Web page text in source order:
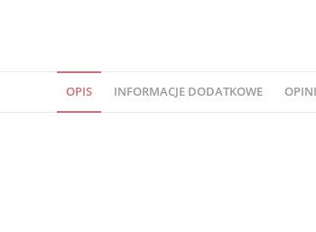
OPIS INFORMACJE DODATKOWE